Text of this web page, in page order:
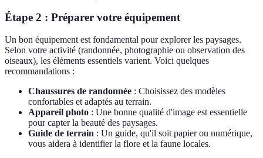
Étape 2 : Préparer votre équipement
Un bon équipement est fondamental pour explorer les paysages.
Selon votre activité (randonnée, photographie ou observation des
oiseaux), les éléments essentiels varient. Voici quelques
recommandations :
Chaussures de randonnée : Choisissez des modèles
confortables et adaptés au terrain.
Appareil photo : Une bonne qualité d'image est essentielle
pour capter la beauté des paysages.
Guide de terrain : Un guide, qu'il soit papier ou numérique,
vous aidera à identifier la flore et la faune locales.